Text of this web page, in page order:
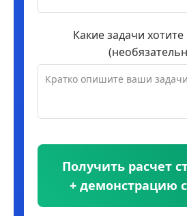
Какие задачи
Получить расчет
+ демонстрацию